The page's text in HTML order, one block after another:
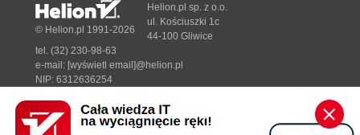
Designed with ♥ byTonik.pl
© Helion.pl 1991-2026
Helion.pl sp. z o.o.
ul. Kościuszki 1c
44-100 Gliwice
tel. (32) 230-98-63
e-mail: [wyświetl email]@helion.pl
NIP: 6312636254